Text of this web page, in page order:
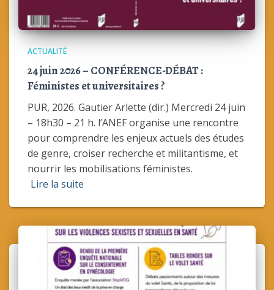
ACTUALITÉ
24 juin 2026 – CONFÉRENCE-DÉBAT :
Féministes et universitaires ?
PUR, 2026. Gautier Arlette (dir.) Mercredi 24 juin
– 18h30 – 21 h. l’ANEF organise une rencontre
pour comprendre les enjeux actuels des études
de genre, croiser recherche et militantisme, et
nourrir les mobilisations féministes.
Lire la suite